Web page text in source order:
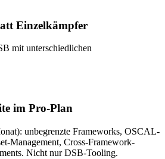
Einzelkämpfer
mit unterschiedlichen
im Pro-Plan
unbegrenzte Frameworks, OSCAL-
Management, Cross-Framework-
Nicht nur DSB-Tooling.